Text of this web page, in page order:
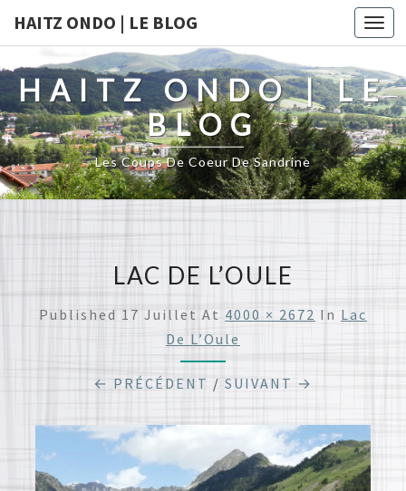
HAITZ ONDO | LE BLOG
HAITZ ONDO | LE
BLOG
Les Coups De Coeur De Sandrine
LAC DE L’OULE
Published 17 Juillet At 4000 × 2672 In Lac
De L’Oule
← PRÉCÉDENT / SUIVANT →